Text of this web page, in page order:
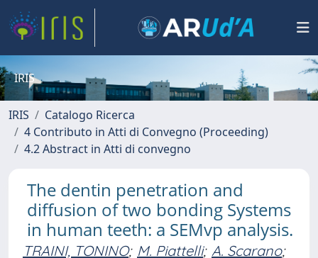
IRIS
IRIS
Catalogo Ricerca
4 Contributo in Atti di Convegno (Proceeding)
4.2 Abstract in Atti di convegno
The dentin penetration and
diffusion of two bonding Systems
in human teeth: a SEMvp analysis.
TRAINI, TONINO; M. Piattelli; A. Scarano;